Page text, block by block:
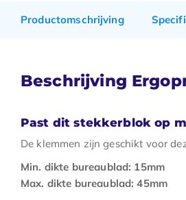
Productomschrijving
Beschrijving
Past dit stekkerblok op
De klemmen zijn geschikt voor
Min. dikte bureaublad: 15mm
Max. dikte bureaublad: 45mm